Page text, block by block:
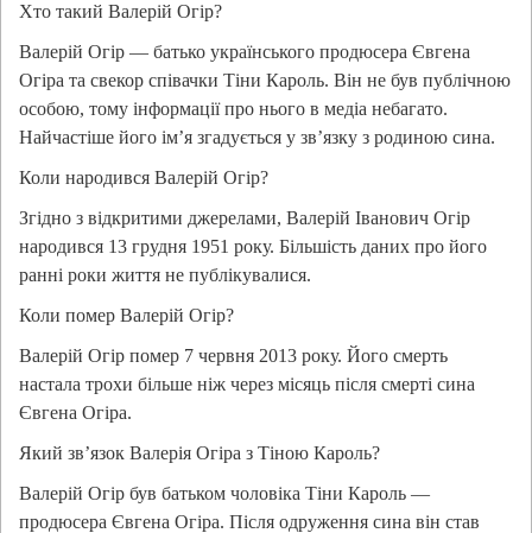
Хто такий Валерій Огір?
Валерій Огір — батько українського продюсера Євгена
Огіра та свекор співачки Тіни Кароль. Він не був публічною
особою, тому інформації про нього в медіа небагато.
Найчастіше його ім’я згадується у зв’язку з родиною сина.
Коли народився Валерій Огір?
Згідно з відкритими джерелами, Валерій Іванович Огір
народився 13 грудня 1951 року. Більшість даних про його
ранні роки життя не публікувалися.
Коли помер Валерій Огір?
Валерій Огір помер 7 червня 2013 року. Його смерть
настала трохи більше ніж через місяць після смерті сина
Євгена Огіра.
Який зв’язок Валерія Огіра з Тіною Кароль?
Валерій Огір був батьком чоловіка Тіни Кароль —
продюсера Євгена Огіра. Після одруження сина він став